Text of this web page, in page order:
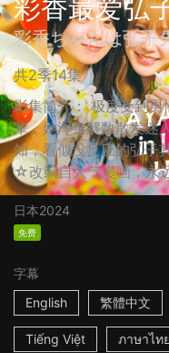
彩香最爱弘
彩香ちゃんは弘子
共2季14集
影集简介： 极度受到
辈，她浑身解数散发迷
知，看似没反应的弘子
☆改编自人气漫画，永
日本2024
免费
字幕
English
繁體中文
Tiếng Việt ภาษาไทย